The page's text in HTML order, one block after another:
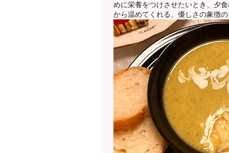
めに栄養をつけさせたいとき、夕
から温めてくれる、優しさの象徴